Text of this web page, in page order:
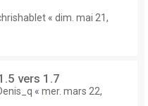
« dim. mai 21,
vers 1.7
« mer. mars 22,